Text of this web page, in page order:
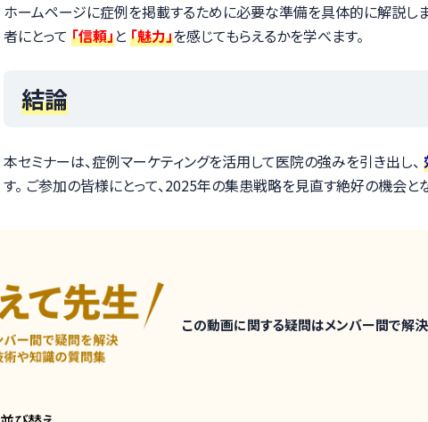
ホームページに症例を掲載するために必要な準備を具体的に解説し
者にとって 「信頼」と 「魅力」を感じてもらえるかを学べます。
結論
本セミナーは、症例マーケティングを活用して医院の強みを引き出し、
す。 ご参加の皆様にとって、2025年の集患戦略を見直す絶好の機会とな
この動画に関する疑問はメンバー間で解決